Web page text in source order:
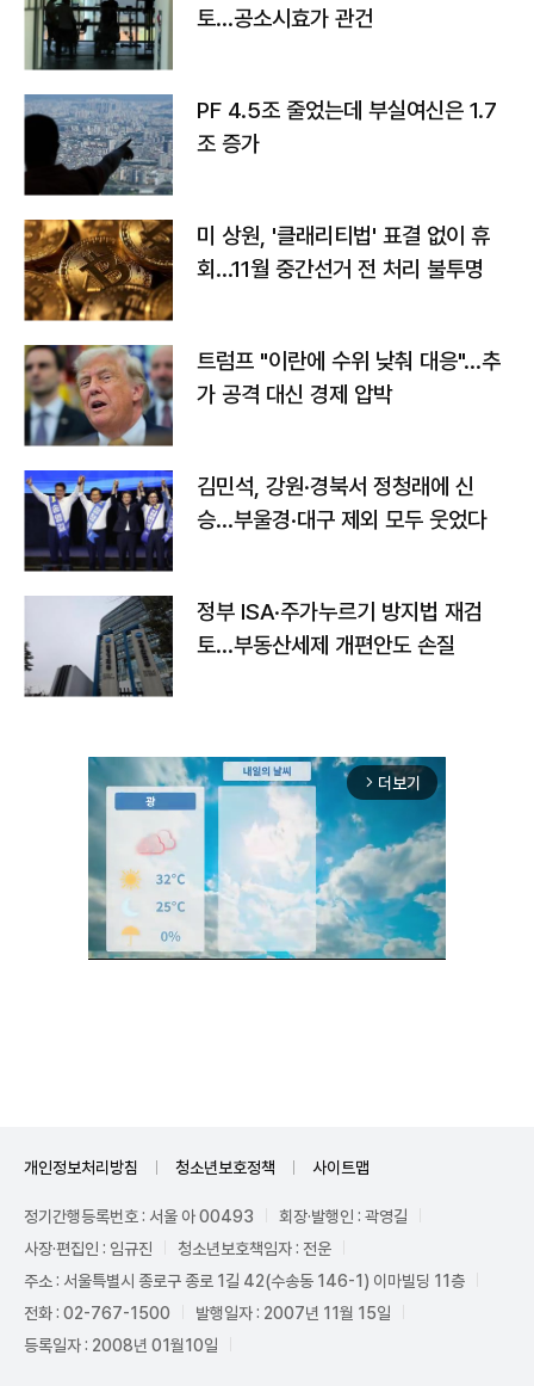
토…공소시효가 관건
PF 4.5조 줄었는데 부실여신은 1.7
조 증가
미 상원, '클래리티법' 표결 없이 휴
회…11월 중간선거 전 처리 불투명
트럼프 "이란에 수위 낮춰 대응"…추
가 공격 대신 경제 압박
김민석, 강원·경북서 정청래에 신
승…부울경·대구 제외 모두 웃었다
정부 ISA·주가누르기 방지법 재검
토…부동산세제 개편안도 손질
arrow_forward_ios 더보기
개인정보처리방침 청소년보호정책 사이트맵
정기간행등록번호 : 서울 아 00493
회장·발행인 : 곽영길
사장·편집인 : 임규진
청소년보호책임자 : 전운
주소 : 서울특별시 종로구 종로 1길 42(수송동 146-1) 이마빌딩 11층
전화 : 02-767-1500
발행일자 : 2007년 11월 15일
등록일자 : 2008년 01월10일